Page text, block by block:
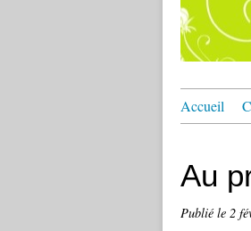
Accueil
Au
Publié le 2